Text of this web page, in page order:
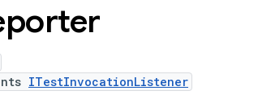
ITestInvocationListener